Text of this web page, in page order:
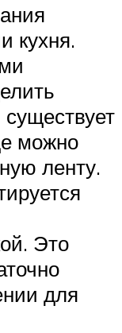
кухня.
можно
ленту.
Это
для